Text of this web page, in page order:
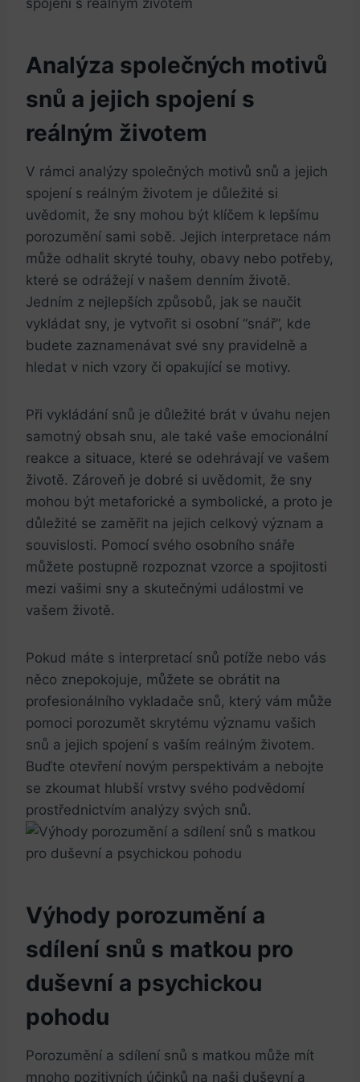
Analýza společných motivů
snů a jejich spojení s
reálným životem
V rámci analýzy společných motivů snů a jejich
spojení s reálným životem je důležité si
uvědomit, že sny mohou být klíčem k lepšímu
porozumění sami sobě. Jejich interpretace nám
může odhalit skryté touhy, obavy nebo potřeby,
které se odrážejí v našem denním životě.
Jedním z nejlepších způsobů, jak se naučit
vykládat sny, je vytvořit si osobní “snář”, kde
budete zaznamenávat své sny pravidelně a
hledat v nich vzory či opakující se motivy.
Při vykládání snů je důležité brát v úvahu nejen
samotný obsah snu, ale také vaše emocionální
reakce a situace, které se odehrávají ve vašem
životě. Zároveň je dobré si uvědomit, že sny
mohou být metaforické a symbolické, a proto je
důležité se zaměřit na jejich celkový význam a
souvislosti. Pomocí svého osobního snáře
můžete postupně rozpoznat vzorce a spojitosti
mezi vašimi sny a skutečnými událostmi ve
vašem životě.
Pokud máte s interpretací snů potíže nebo vás
něco znepokojuje, můžete se obrátit na
profesionálního vykladače snů, který vám může
pomoci porozumět skrytému významu vašich
snů a jejich spojení s vaším reálným životem.
Buďte otevření novým perspektivám a nebojte
se zkoumat hlubší vrstvy svého podvědomí
prostřednictvím analýzy svých snů.
Výhody porozumění a
sdílení snů s matkou pro
duševní a psychickou
pohodu
Porozumění a sdílení snů s matkou může mít
mnoho pozitivních účinků na naši duševní a